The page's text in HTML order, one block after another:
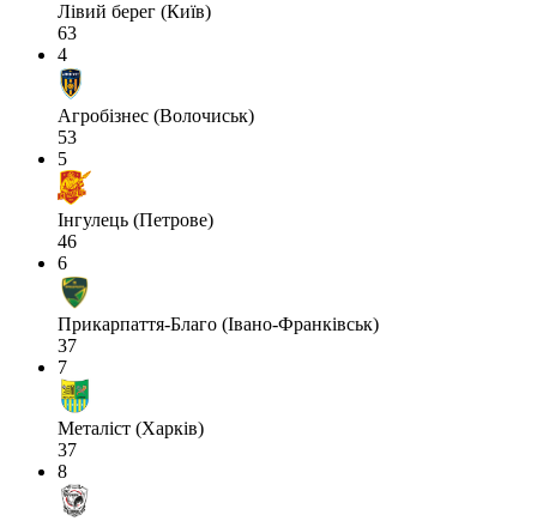
Лівий берег (Київ)
63
4
Агробізнес (Волочиськ)
53
5
Інгулець (Петрове)
46
6
Прикарпаття-Благо (Івано-Франківськ)
37
7
Металіст (Харків)
37
8